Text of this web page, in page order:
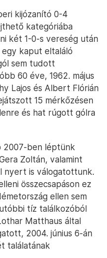
kijózanító 0-4
kategóriába
két 1-0-s vereség után
kaput eltaláló
sem tudott
60 éve, 1962. május
Lajos és Albert Flórián
15 mérkőzésen
és hat rúgott gólra
2007-ben léptünk
Zoltán, valamint
nyert is válogatottunk.
összecsapáson ez
ellen sem
tíz találkozóból
Matthaus által
2004. június 6-án
találatának